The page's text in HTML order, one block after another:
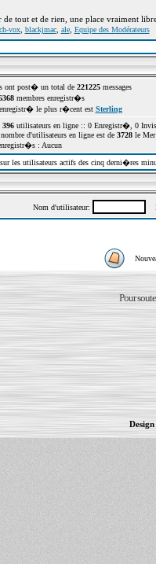
de tout et de rien, une place vraiment
ch-vox, blackjmac, ale, Equipe des Modérateurs
ont post� un total de 221225messages
membres enregistr�s
le plus r�cent est Sterling
396utilisateurs en ligne :: 0 Enregistr�, 0
d'utilisateurs en ligne est de 3728le Mer
: Aucun
les utilisateurs actifs des cinq derni�res
Nom d'utilisateur:
Pour
Design